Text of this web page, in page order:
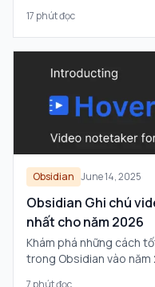
của bạn.
17 phút đọc
Obsidian June 14, 2025
Obsidian Ghi chú
nhất cho năm 2026
Khám phá những cách
trong Obsidian vào
7 phút đọc